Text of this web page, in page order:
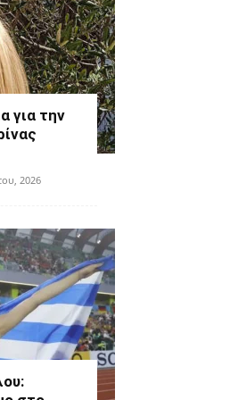
για την
2026